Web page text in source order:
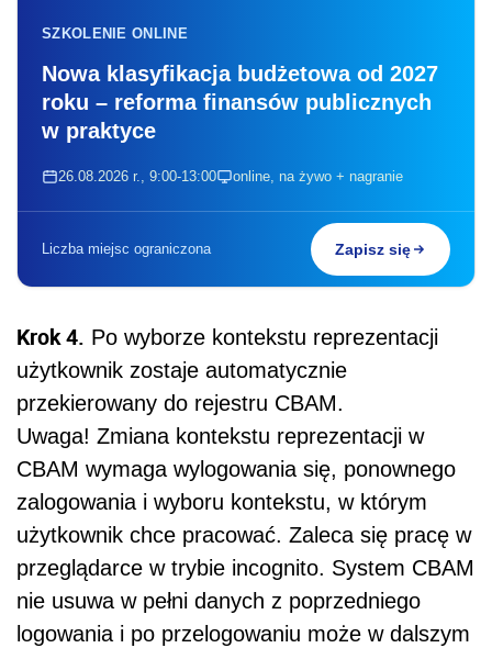
SZKOLENIE ONLINE
Nowa klasyfikacja budżetowa od 2027
roku – reforma finansów publicznych
w praktyce
26.08.2026 r., 9:00-13:00 online, na żywo + nagranie
Liczba miejsc ograniczona Zapisz się
Krok 4. Po wyborze kontekstu reprezentacji
użytkownik zostaje automatycznie
przekierowany do rejestru CBAM.
Uwaga! Zmiana kontekstu reprezentacji w
CBAM wymaga wylogowania się, ponownego
zalogowania i wyboru kontekstu, w którym
użytkownik chce pracować. Zaleca się pracę w
przeglądarce w trybie incognito. System CBAM
nie usuwa w pełni danych z poprzedniego
logowania i po przelogowaniu może w dalszym